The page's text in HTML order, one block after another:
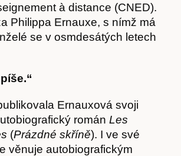
à distance (CNED).
Philippa Ernauxe, s nímž má
se v osmdesátých letech
Ernauxová svoji
román Les
(Prázdné skříně). I ve své
věnuje autobiografickým